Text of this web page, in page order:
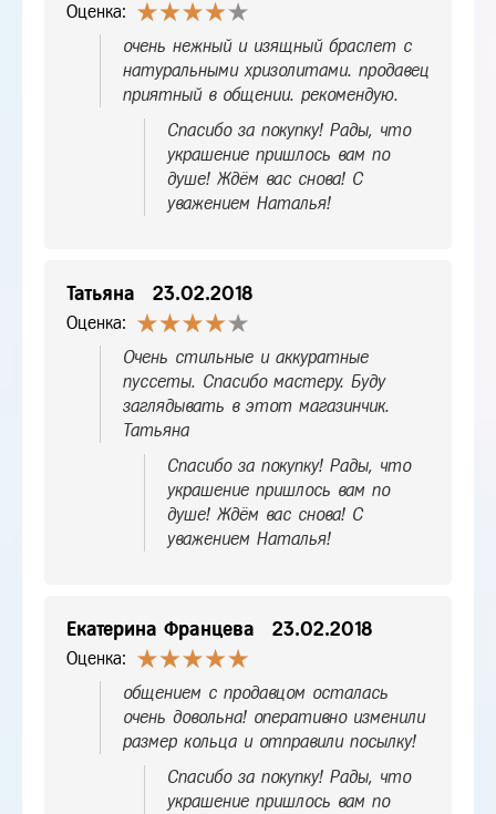
Оценка:
очень нежный и изящный браслет с
натуральными хризолитами. продавец
приятный в общении. рекомендую.
Спасибо за покупку! Рады, что
украшение пришлось вам по
душе! Ждём вас снова! С
уважением Наталья!
Татьяна 23.02.2018
Оценка:
Очень стильные и аккуратные
пуссеты. Спасибо мастеру. Буду
заглядывать в этот магазинчик.
Татьяна
Спасибо за покупку! Рады, что
украшение пришлось вам по
душе! Ждём вас снова! С
уважением Наталья!
Екатерина Францева 23.02.2018
Оценка:
общением с продавцом осталась
очень довольна! оперативно изменили
размер кольца и отправили посылку!
Спасибо за покупку! Рады, что
украшение пришлось вам по